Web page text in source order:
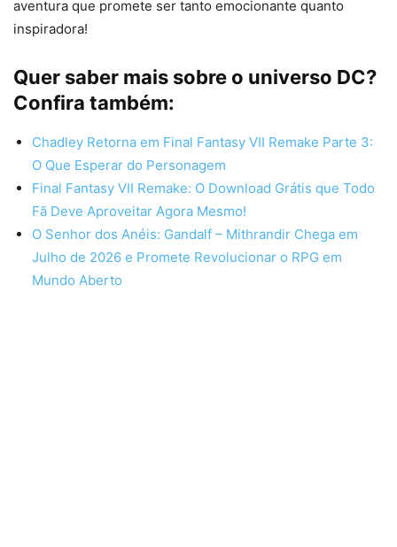
aventura que promete ser tanto emocionante quanto
inspiradora!
Quer saber mais sobre o universo DC?
Confira também:
Chadley Retorna em Final Fantasy VII Remake Parte 3:
O Que Esperar do Personagem
Final Fantasy VII Remake: O Download Grátis que Todo
Fã Deve Aproveitar Agora Mesmo!
O Senhor dos Anéis: Gandalf – Mithrandir Chega em
Julho de 2026 e Promete Revolucionar o RPG em
Mundo Aberto